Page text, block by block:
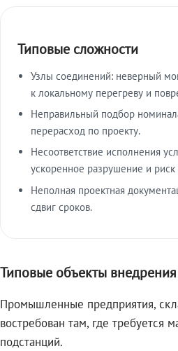
Типовые сложности
Узлы соединений: неверный
к локальному перегреву и
Неправильный подбор
перерасход по проекту.
Несоответствие исполнения
ускоренное разрушение и риск
Неполная проектная
сдвиг сроков.
Типовые объекты внедрения
Промышленные предприятия,
востребован там, где
подстанций.